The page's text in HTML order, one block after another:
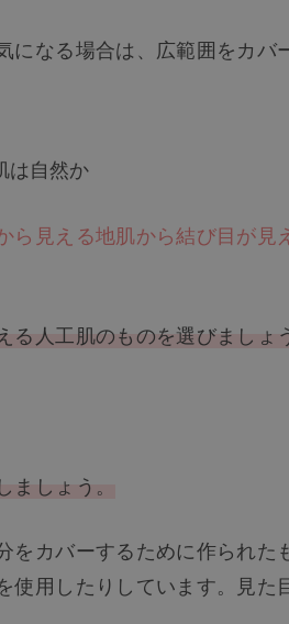
なる場合は、広範囲をカバ
は自然か
ら見える地肌から結び目が見
る人工肌のものを選びましょ
しょう。
をカバーするために作られた
使用したりしています。見た